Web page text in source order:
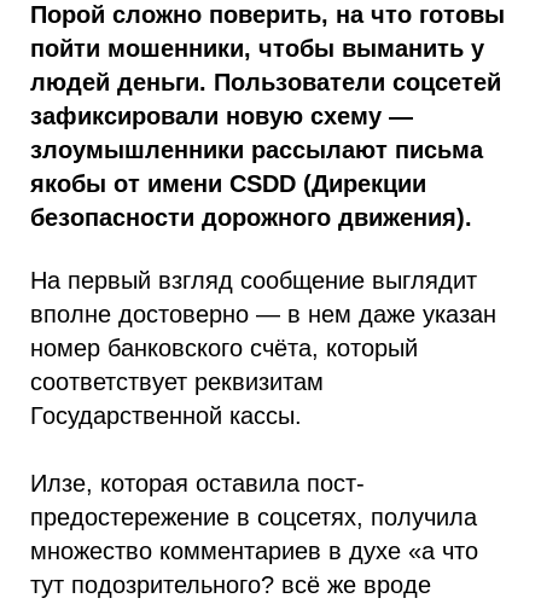
Порой сложно поверить, на что готовы
пойти мошенники, чтобы выманить у
людей деньги. Пользователи соцсетей
зафиксировали новую схему —
злоумышленники рассылают письма
якобы от имени CSDD (Дирекции
безопасности дорожного движения).
На первый взгляд сообщение выглядит
вполне достоверно — в нем даже указан
номер банковского счёта, который
соответствует реквизитам
Государственной кассы.
Илзе, которая оставила пост-
предостережение в соцсетях, получила
множество комментариев в духе «а что
тут подозрительного? всё же вроде